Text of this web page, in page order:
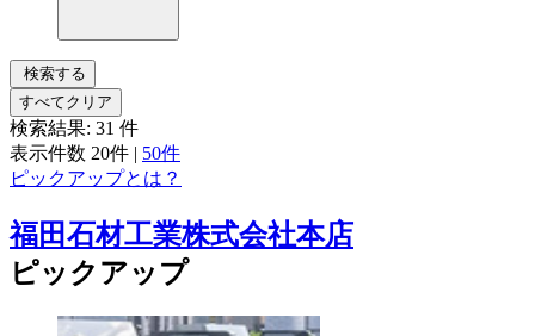
検索する
すべてクリア
検索結果: 31 件
表示件数 20件 | 50件
ピックアップとは？
福田石材工業株式会社本店
ピックアップ